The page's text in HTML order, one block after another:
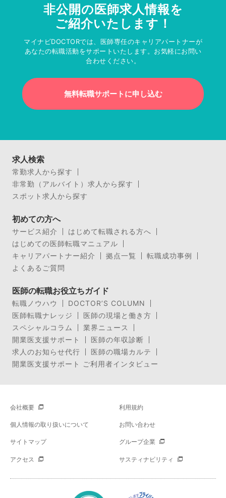
非公開の医師求人情報を
ご紹介いたします！
マイナビDOCTORでは、医師専任のキャリアパートナーが
あなたの転職活動をサポートいたします。お気軽にお問い
合わせください。
無料転職サポートに申し込む
求人検索
常勤求人から探す
非常勤（アルバイト）求人から探す
スポット求人から探す
初めての方へ
サービス紹介
はじめて転職される方へ
はじめての医師転職マニュアル
キャリアパートナー紹介
拠点一覧
転職成功事例
よくあるご質問
医師の転職お役立ちガイド
転職ノウハウ
DOCTOR’S COLUMN
医師転職ナレッジ
医師の現場と働き方
スペシャルコラム
業界ニュース
開業医支援サポート
医師の年収診断
求人のお知らせ代行
医師の職場カルテ
開業医支援サポート ご利用者インタビュー
会社概要 利用規約
個人情報の取り扱いについて お問い合わせ
サイトマップ グループ企業
アクセス サスティナビリティ